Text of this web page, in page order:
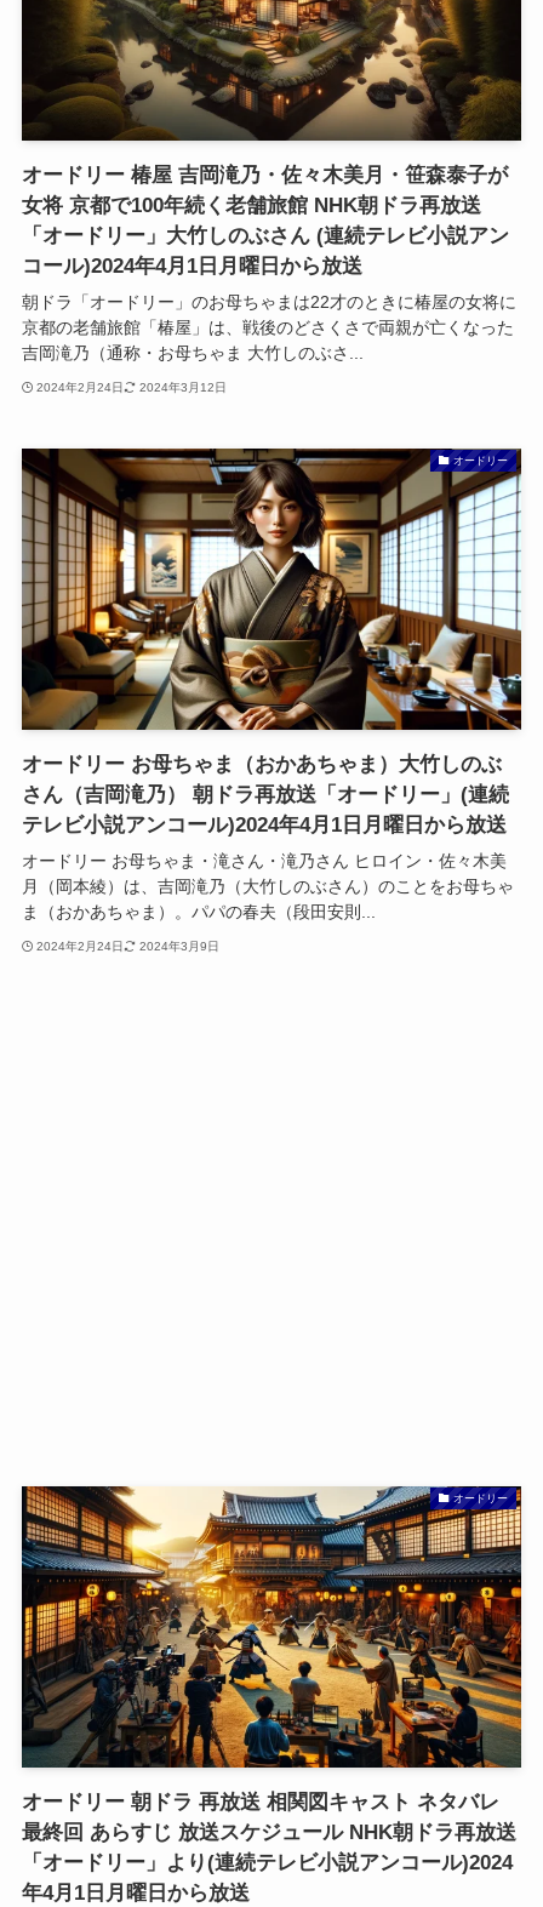
オードリー 椿屋 吉岡滝乃・佐々木美月・笹森泰子が
女将 京都で100年続く老舗旅館 NHK朝ドラ再放送
「オードリー」大竹しのぶさん (連続テレビ小説アン
コール)2024年4月1日月曜日から放送
朝ドラ「オードリー」のお母ちゃまは22才のときに椿屋の女将に
京都の老舗旅館「椿屋」は、戦後のどさくさで両親が亡くなった
吉岡滝乃（通称・お母ちゃま 大竹しのぶさ...
2024年2月24日 2024年3月12日
オードリー
オードリー お母ちゃま（おかあちゃま）大竹しのぶ
さん（吉岡滝乃） 朝ドラ再放送「オードリー」(連続
テレビ小説アンコール)2024年4月1日月曜日から放送
オードリー お母ちゃま・滝さん・滝乃さん ヒロイン・佐々木美
月（岡本綾）は、吉岡滝乃（大竹しのぶさん）のことをお母ちゃ
ま（おかあちゃま）。パパの春夫（段田安則...
2024年2月24日 2024年3月9日
オードリー
オードリー 朝ドラ 再放送 相関図キャスト ネタバレ
最終回 あらすじ 放送スケジュール NHK朝ドラ再放送
「オードリー」より(連続テレビ小説アンコール)2024
年4月1日月曜日から放送